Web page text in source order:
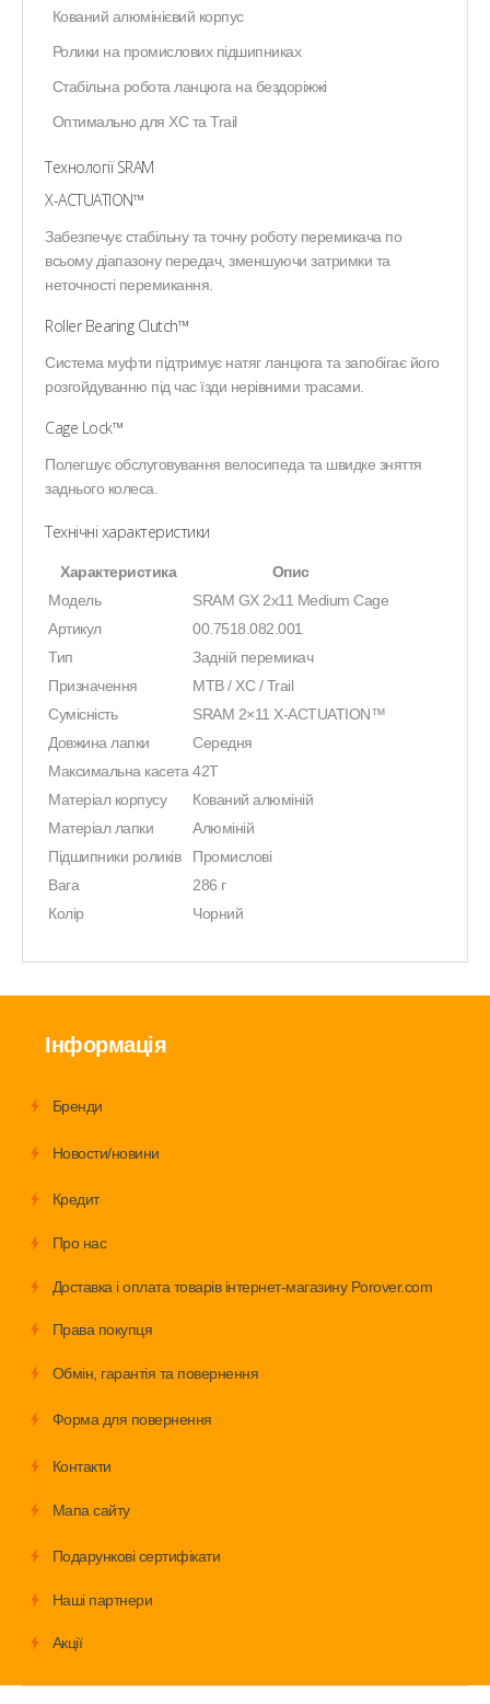
Кований алюмінієвий корпус
Ролики на промислових підшипниках
Стабільна робота ланцюга на бездоріжжі
Оптимально для XC та Trail
Технології SRAM
X-ACTUATION™
Забезпечує стабільну та точну роботу перемикача по
всьому діапазону передач, зменшуючи затримки та
неточності перемикання.
Roller Bearing Clutch™
Система муфти підтримує натяг ланцюга та запобігає його
розгойдуванню під час їзди нерівними трасами.
Cage Lock™
Полегшує обслуговування велосипеда та швидке зняття
заднього колеса.
Технічні характеристики
Характеристика
Опис
Модель
SRAM GX 2x11 Medium Cage
Артикул
00.7518.082.001
Тип
Задній перемикач
Призначення
MTB / XC / Trail
Сумісність
SRAM 2×11 X-ACTUATION™
Довжина лапки
Середня
Максимальна касета 42T
Матеріал корпусу
Кований алюміній
Матеріал лапки
Алюміній
Підшипники роликів
Промислові
Вага
286 г
Колір
Чорний
Інформація
Бренди
Новости/новини
Кредит
Про нас
Доставка і оплата товарів інтернет-магазину Porover.com
Права покупця
Обмiн, гарантія та повернення
Форма для повернення
Контакти
Мапа сайту
Подарункові сертифікати
Наші партнери
Акції